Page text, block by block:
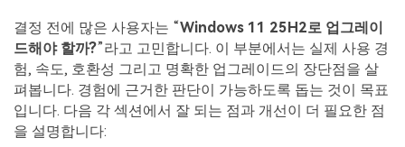
결정 전에 많은 사용자는 “Windows 11 25H2로 업그레이
드해야 할까?”라고 고민합니다. 이 부분에서는 실제 사용 경
험, 속도, 호환성 그리고 명확한 업그레이드의 장단점을 살
펴봅니다. 경험에 근거한 판단이 가능하도록 돕는 것이 목표
입니다. 다음 각 섹션에서 잘 되는 점과 개선이 더 필요한 점
을 설명합니다: